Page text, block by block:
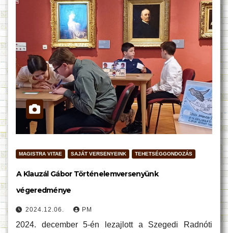
MAGISTRA VITAE SAJÁT VERSENYEINK TEHETSÉGGONDOZÁS
A Klauzál Gábor Történelemversenyünk
végeredménye
2024.12.06. PM
2024. december 5-én lezajlott a Szegedi Radnóti